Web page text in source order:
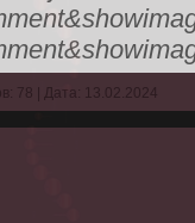
78 | Дата: 13.02.2024